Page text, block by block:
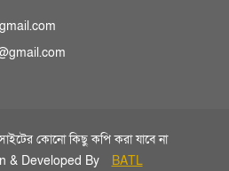
কোনো কিছু কপি করা যাবে না
& Developed By
BATL